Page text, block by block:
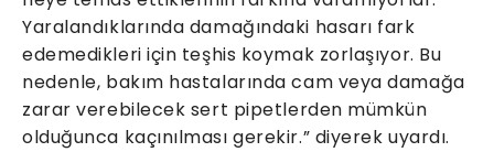
Yaralandıklarında damağındaki hasarı fark
edemedikleri için teşhis koymak zorlaşıyor. Bu
nedenle, bakım hastalarında cam veya damağa
zarar verebilecek sert pipetlerden mümkün
olduğunca kaçınılması gerekir.” diyerek uyardı.